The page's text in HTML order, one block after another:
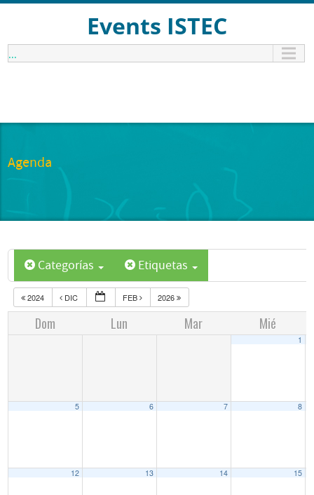
Events ISTEC
...
Agenda
Categorías Etiquetas
2024 DIC FEB 2026
Dom Lun Mar Mié
1
5 6 7 8
12 13 14 15